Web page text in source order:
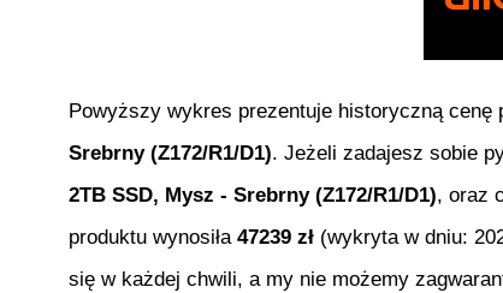
Powyższy wykres prezentuje historyczną cenę
Srebrny (Z172/R1/D1). Jeżeli zadajesz sobie
2TB SSD, Mysz - Srebrny (Z172/R1/D1), oraz
produktu wynosiła 47239 zł (wykryta w dniu:
się w każdej chwili, a my nie możemy